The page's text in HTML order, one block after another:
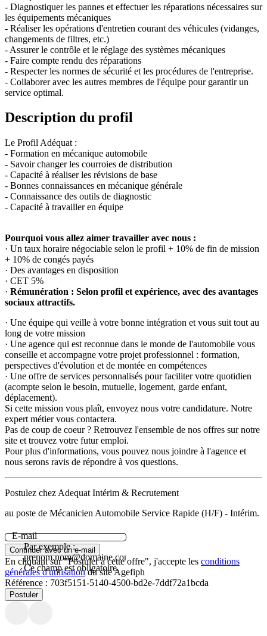
- Diagnostiquer les pannes et effectuer les réparations nécessaires sur
les équipements mécaniques
- Réaliser les opérations d'entretien courant des véhicules (vidanges,
changements de filtres, etc.)
- Assurer le contrôle et le réglage des systèmes mécaniques
- Faire compte rendu des réparations
- Respecter les normes de sécurité et les procédures de l'entreprise.
- Collaborer avec les autres membres de l'équipe pour garantir un
service optimal.
Description du profil
Le Profil Adéquat :
- Formation en mécanique automobile
- Savoir changer les courroies de distribution
- Capacité à réaliser les révisions de base
- Bonnes connaissances en mécanique générale
- Connaissance des outils de diagnostic
- Capacité à travailler en équipe
Pourquoi vous allez aimer travailler avec nous :
· Un taux horaire négociable selon le profil + 10% de fin de mission
+ 10% de congés payés
· Des avantages en disposition
· CET 5%
· Rémunération : Selon profil et expérience, avec des avantages
sociaux attractifs.
· Une équipe qui veille à votre bonne intégration et vous suit tout au
long de votre mission
· Une agence qui est reconnue dans le monde de l'automobile vous
conseille et accompagne votre projet professionnel : formation,
perspectives d'évolution et de montée en compétences
· Une offre de services personnalisés pour faciliter votre quotidien
(acompte selon le besoin, mutuelle, logement, garde enfant,
déplacement).
Si cette mission vous plaît, envoyez nous votre candidature. Notre
expert métier vous contactera.
Pas de coup de coeur ? Retrouvez l'ensemble de nos offres sur notre
site et trouvez votre futur emploi.
Pour plus d'informations, vous pouvez nous joindre à l'agence et
nous serons ravis de répondre à vos questions.
Postulez chez Adequat Intérim & Recrutement
au poste de Mécanicien Automobile Service Rapide (H/F) - Intérim.
E-mail
Par exemple :
prenom.nom@domaine.com.
Ce champ est obligatoire.
Continuer avec un e-mail
En cliquant sur "Postuler à cette offre", j'accepte les conditions
générales d'utilisationdu site Agefiph
Référence : 703f5151-5140-4500-bd2e-7ddf72a1bcda
Postuler